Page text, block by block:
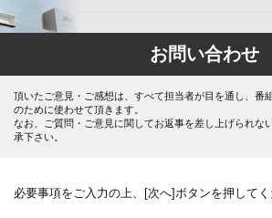
お問い合わせ
頂いたご意見・ご感想は、すべて担当者が目を通し、番
のために使わせて頂きます。
なお、ご質問・ご意見に関してお返事を差し上げられな
承下さい。
必要事項をご入力の上、[次へ]ボタンを押してく